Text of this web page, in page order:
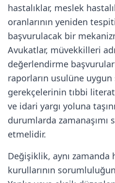
hastalıklar, meslek
oranlarının yeniden
başvurulacak bir
Avukatlar, müvekkilleri
değerlendirme
raporların usulüne uygun
gerekçelerinin tıbbi
ve idari yargı yoluna
durumlarda
etmelidir.
Değişiklik, aynı zamanda
kurullarının